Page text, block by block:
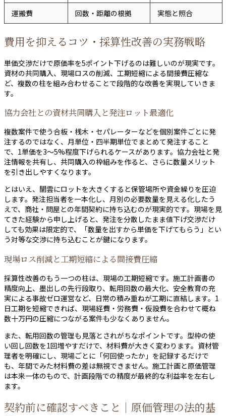
運搬費 回数・距離の根拠 実態と照合
費用を抑えるコツ・採算性改善の実務戦略
単価交渉だけで原価率を5ポイント下げるのは難しいのが現実です。
資材の共同購入、現場ロスの削減、工期短縮による間接費圧縮な
ど、複数の柱を組み合わせることで段階的な改善を実現していきま
す。
協力会社との資材共同購入と発注ロット最適化
複数案件で使う合板・桟木・セパレーターなどを個別案件ごとに発
注するのではなく、月単位・四半期単位でまとめて発注すること
で、1単価を3〜5%程度下げられるケースがあります。協力会社と発
注情報を共有し、共同購入の枠組みを作ると、さらに数量メリット
を引き出しやすくなります。
とはいえ、闇雲にロットを大きくすると保管場所や資金繰りを圧迫
します。発注担当者を一本化し、月別の必要数量を見える化したう
えで、商社・問屋との年間契約に持ち込むのが現実的です。現場を見
てきた経験から申し上げると、発注を分散したまま値下げ交渉だけ
しても効果は限定的で、「数量を出すから単価を下げてもらう」とい
う対等な交渉に持ち込むことが鍵になります。
現場ロス削減と工期短縮による間接費圧縮
採算性改善のもう一つの柱は、現場の工期短縮です。施工計画書の
精度向上、墨出しの先行段取り、転用回数の最大化、安全教育の充
実による事故ゼロ運営など、日常の積み重ねが工期に直結します。1
日工期を短縮できれば、現場経費・労務費・仮設費を合わせて概ね
数十万円の圧縮につながる案件も少なくありません。
また、転用回数の管理も見落とされがちなポイントです。型枠の使
い回し回数を1回増やすだけで、材料費が大きく変わります。資材管
理者を明確にし、現場ごとに「何回使ったか」を記録するだけで
も、年間でみた材料費の差は無視できません。施工計画と原価管理
は本来一体のもので、計画段階での精度が最終的な利益率を左右し
ます。
契約前に確認すべきこと｜原価管理の法的基